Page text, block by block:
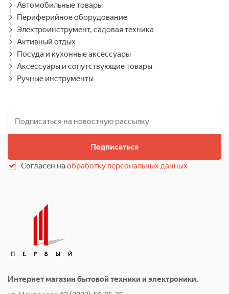
Автомобильные товары
Периферийное оборудование
Электроинструмент, садовая техника
Активный отдых
Посуда и кухонные аксессуары
Аксессуары и сопутствующие товары
Ручные инструменты
Подписаться
Согласен наобработку персональных данных
Интернет магазин бытовой техники и электроники.